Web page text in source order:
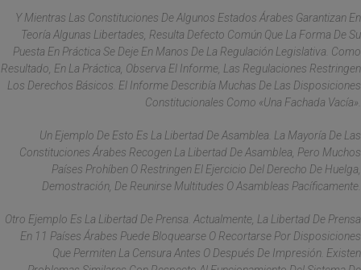
Y Mientras Las Constituciones De Algunos Estados Árabes Garantizan En
Teoría Algunas Libertades, Resulta Defecto Común Que La Forma De Su
Puesta En Práctica Se Deje En Manos De La Regulación Legislativa. Como
Resultado, En La Práctica, Observa El Informe, Las Regulaciones Restringen
Los Derechos Básicos. El Informe Describía Muchas De Las Disposiciones
Constitucionales Como «una Fachada Vacía».
Un Ejemplo De Esto Es La Libertad De Asamblea. La Mayoría De Las
Constituciones Árabes Recogen La Libertad De Asamblea, Pero Muchos
Países Prohíben O Restringen El Ejercicio Del Derecho De Huelga,
Demostración, De Reunirse Multitudes O Asambleas Pacíficamente.
Otro Ejemplo Es La Libertad De Prensa. Actualmente, La Libertad De Prensa
En 11 Países Árabes Puede Bloquearse O Recortarse Por Disposiciones
Que Permiten La Censura Antes O Después De Impresión. Existen